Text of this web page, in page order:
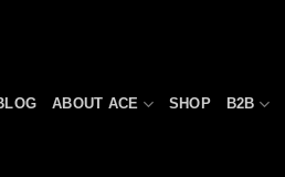
ABOUT ACE SHOP B2B